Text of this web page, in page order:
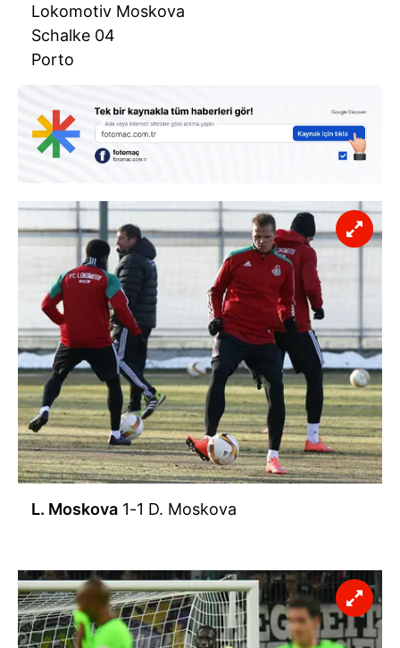
Lokomotiv Moskova
Schalke 04
Porto
L. Moskova 1-1 D. Moskova